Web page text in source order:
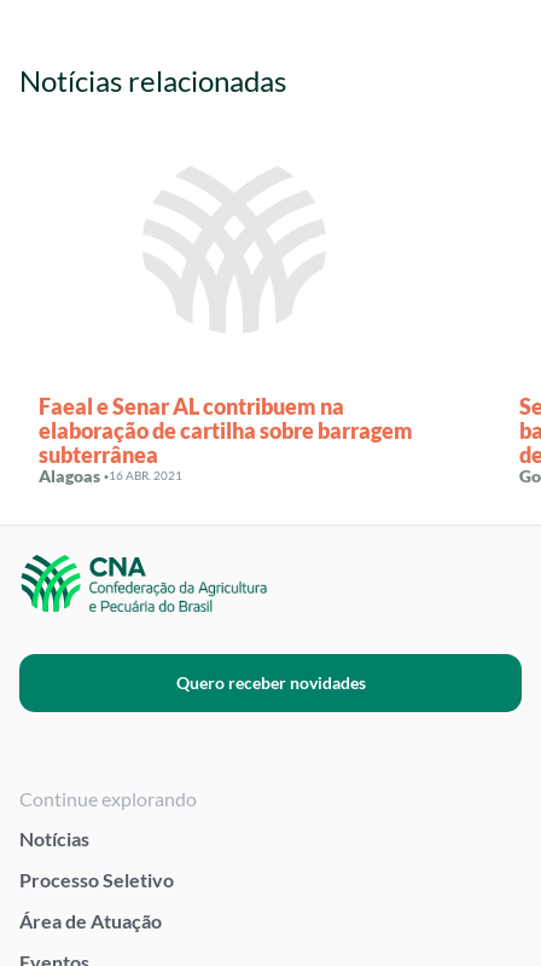
Notícias relacionadas
Faeal e Senar AL contribuem na
elaboração de cartilha sobre barragem
subterrânea
Alagoas ·16 ABR. 2021
Quero receber novidades
Continue explorando
Notícias
Processo Seletivo
Área de Atuação
Eventos